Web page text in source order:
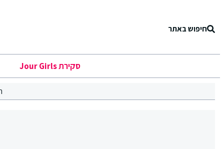
חיפוש באתר
סקירת Jour Girls